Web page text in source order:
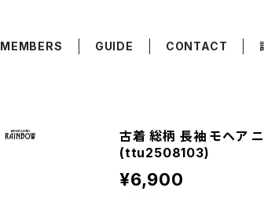
MEMBERS GUIDE CONTACT
古着 総柄 長袖 モヘア
(ttu2508103)
¥6,900